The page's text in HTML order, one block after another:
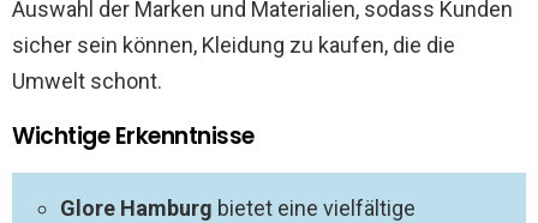
Auswahl der Marken und Materialien, sodass Kunden
sicher sein können, Kleidung zu kaufen, die die
Umwelt schont.
Wichtige Erkenntnisse
Glore Hamburg bietet eine vielfältige